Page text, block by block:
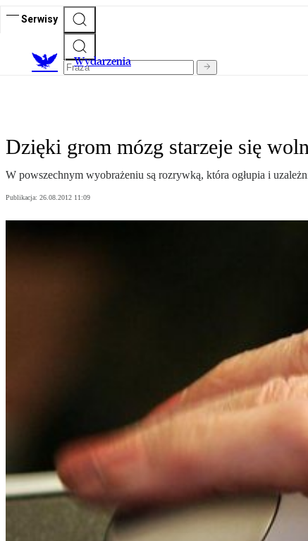
Serwisy
Wydarzenia
Dzięki grom mózg starzeje się
W powszechnym wyobrażeniu są rozrywką, która ogłupia i
Publikacja: 26.08.2012 11:09